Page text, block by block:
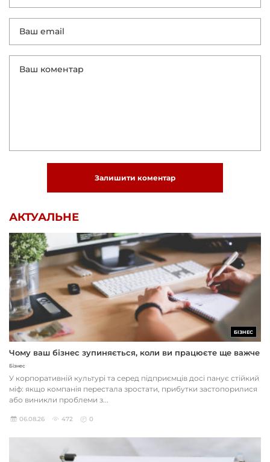
Залишити коментар
АКТУАЛЬНЕ
БІЗНЕС
Чому ваш бізнес зупиняється, коли ви працюєте ще важче
Бізнес
У корпоративній культурі та серед підприємців досі панує стійкий
міф: якщо компанія перестала зростати, прибутки застопорилися
або виникли проблеми з...
06.08.26 472 0